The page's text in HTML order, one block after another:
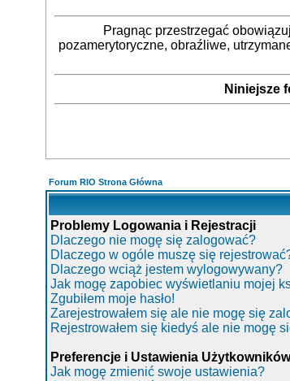
Pragnąc przestrzegać
pozamerytoryczne, obraźliwe,
Niniejsze
Forum RIO Strona Główna
Problemy Logowania i Rejestracji
Dlaczego nie mogę się zalogować?
Dlaczego w ogóle muszę się
Dlaczego wciąż jestem wylogowywany?
Jak mogę zapobiec wyświetlaniu mojej
Zgubiłem moje hasło!
Zarejestrowałem się ale nie mogę się
Rejestrowałem się kiedyś ale nie mogę
Preferencje i Ustawienia Użytkowników
Jak mogę zmienić swoje ustawienia?